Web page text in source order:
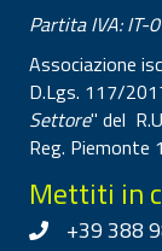
Partita IVA: IT-
Associazione
D.Lgs. 117/
Settore" del
Reg.
Mettiti in
+39 388